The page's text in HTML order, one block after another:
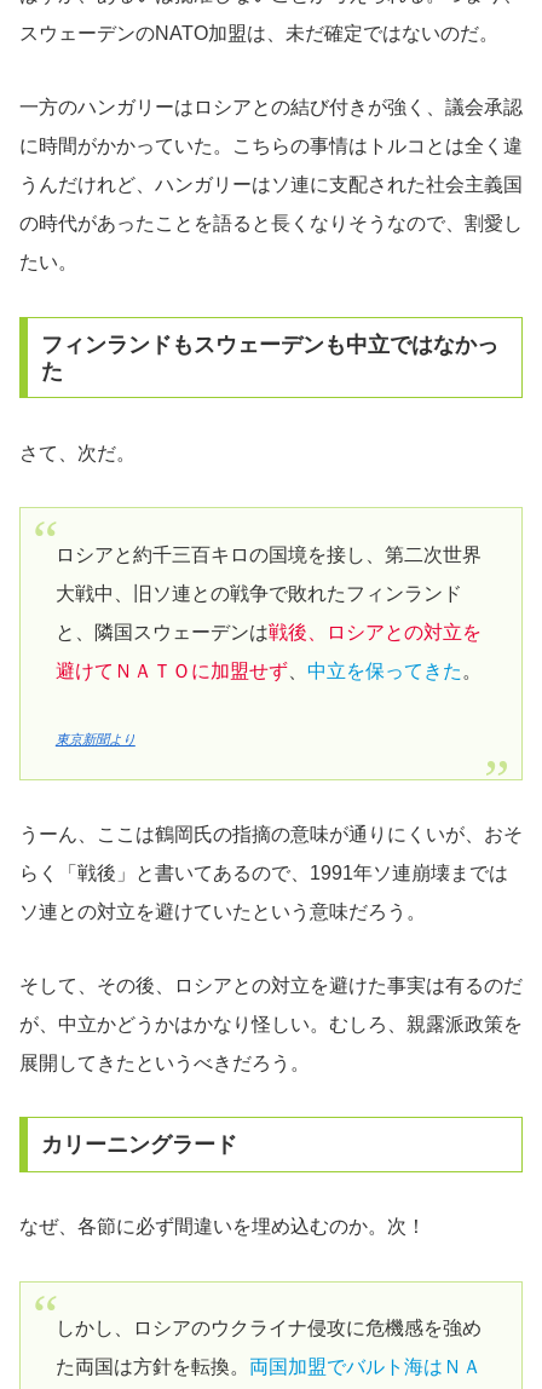
スウェーデンのNATO加盟は、未だ確定ではないのだ。
一方のハンガリーはロシアとの結び付きが強く、議会承認
に時間がかかっていた。こちらの事情はトルコとは全く違
うんだけれど、ハンガリーはソ連に支配された社会主義国
の時代があったことを語ると長くなりそうなので、割愛し
たい。
フィンランドもスウェーデンも中立ではなかっ
た
さて、次だ。
ロシアと約千三百キロの国境を接し、第二次世界
大戦中、旧ソ連との戦争で敗れたフィンランド
と、隣国スウェーデンは戦後、ロシアとの対立を
避けてＮＡＴＯに加盟せず、 中立を保ってきた 。
東京新聞より
うーん、ここは鶴岡氏の指摘の意味が通りにくいが、おそ
らく「戦後」と書いてあるので、1991年ソ連崩壊までは
ソ連との対立を避けていたという意味だろう。
そして、その後、ロシアとの対立を避けた事実は有るのだ
が、中立かどうかはかなり怪しい。むしろ、親露派政策を
展開してきたというべきだろう。
カリーニングラード
なぜ、各節に必ず間違いを埋め込むのか。次！
しかし、ロシアのウクライナ侵攻に危機感を強め
た両国は方針を転換。 両国加盟でバルト海はＮＡ